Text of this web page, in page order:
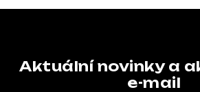
Aktuální novinky a
e-mail